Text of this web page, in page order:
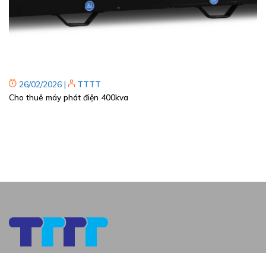
26/02/2026 |
TTTT
Cho thuê máy phát điện 400kva